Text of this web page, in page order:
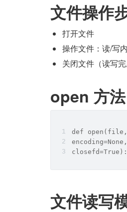
文件操作
打开文件
操作文件：读/写
关闭文件（读写
open 方法
def open(file,
closefd=True):
文件读写